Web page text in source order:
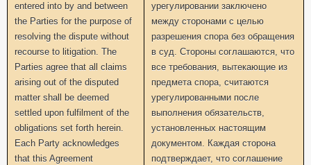
entered into by and between
the Parties for the purpose of
resolving the dispute without
recourse to litigation. The
Parties agree that all claims
arising out of the disputed
matter shall be deemed
settled upon fulfilment of the
obligations set forth herein.
Each Party acknowledges
that this Agreement
урегулировании заключено
между сторонами с целью
разрешения спора без обращения
в суд. Стороны соглашаются, что
все требования, вытекающие из
предмета спора, считаются
урегулированными после
выполнения обязательств,
установленных настоящим
документом. Каждая сторона
подтверждает, что соглашение